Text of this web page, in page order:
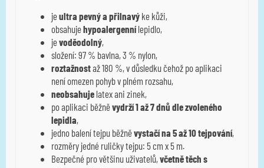
jeultra pevný a přilnavý ke kůži,
obsahujehypoalergennílepidlo,
jevoděodolný,
složení: 97 % bavlna, 3 % nylon,
roztažnostaž 180 %, v důsledku čehož po aplikaci
není omezen pohyb v plném rozsahu,
neobsahuje latex ani zinek,
po aplikaci běžněvydrží 1 až 7 dnů dle zvoleného
lepidla,
jedno balení tejpu běžněvystačí na 5 až 10 tejpování,
rozměry jedné ruličky tejpu: 5 cm x 5 m.
Bezpečné pro většinu uživatelů,včetně těch s